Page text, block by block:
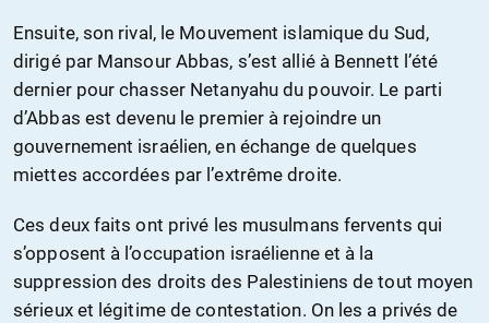
Ensuite, son rival, le Mouvement islamique du Sud,
dirigé par Mansour Abbas, s’est allié à Bennett l’été
dernier pour chasser Netanyahu du pouvoir. Le parti
d’Abbas est devenu le premier à rejoindre un
gouvernement israélien, en échange de quelques
miettes accordées par l’extrême droite.
Ces deux faits ont privé les musulmans fervents qui
s’opposent à l’occupation israélienne et à la
suppression des droits des Palestiniens de tout moyen
sérieux et légitime de contestation. On les a privés de